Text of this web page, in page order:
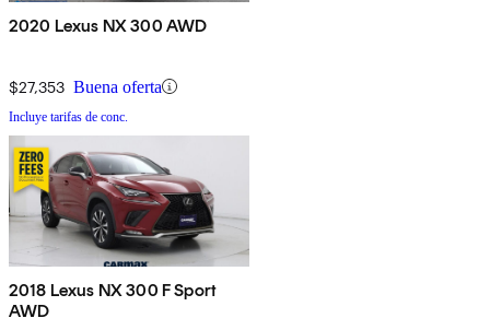
2020 Lexus NX 300 AWD
$27,353 Buena oferta
Incluye tarifas de conc.
2018 Lexus NX 300 F Sport
AWD